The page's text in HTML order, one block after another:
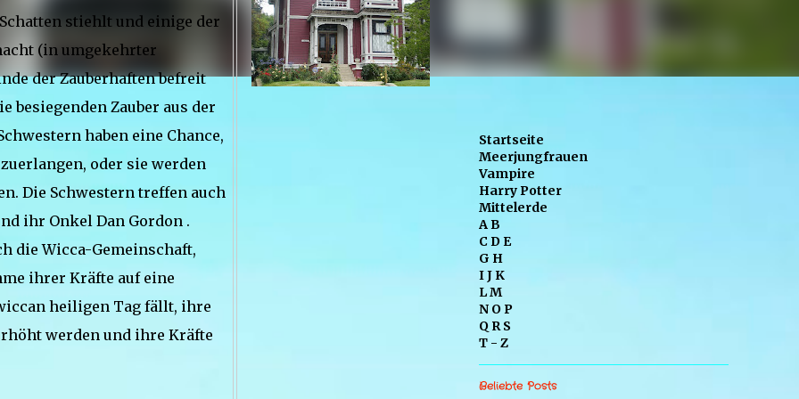
stiehlt und einige der
(in umgekehrter
der Zauberhaften befreit
besiegenden Zauber aus der
haben eine Chance,
oder sie werden
Die Schwestern treffen auch
ihr Onkel Dan Gordon .
die Wicca-Gemeinschaft,
ihrer Kräfte auf eine
heiligen Tag fällt, ihre
werden und ihre Kräfte
Startseite
Meerjungfrauen
Vampire
Harry Potter
Mittelerde
A B
C D E
G H
I J K
L M
N O P
Q R S
T - Z
Beliebte Posts